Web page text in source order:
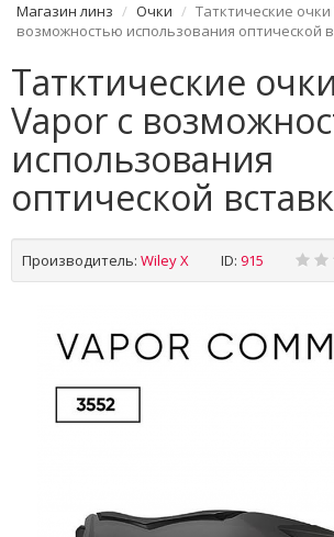
Магазин линз Очки
Татктические очки
возможностью использования оптической
Татктические
Vapor с
использования
оптической
Производитель: Wiley X ID: 915